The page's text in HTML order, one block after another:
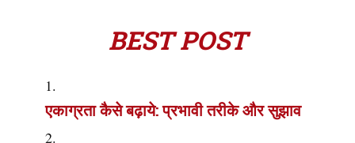
BEST POST
एकाग्रता कैसे बढ़ाये: प्रभावी तरीके और सुझाव